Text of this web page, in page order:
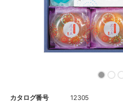
カタログ番号
12305